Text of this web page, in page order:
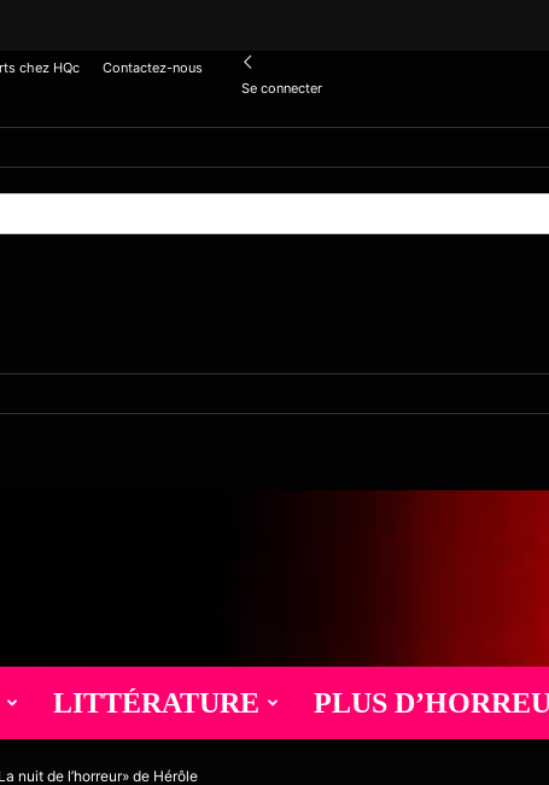
chez HQc
Contactez-nous
Se connecter
LITTÉRATURE PLUS
nuit de l’horreur» de Hérôle